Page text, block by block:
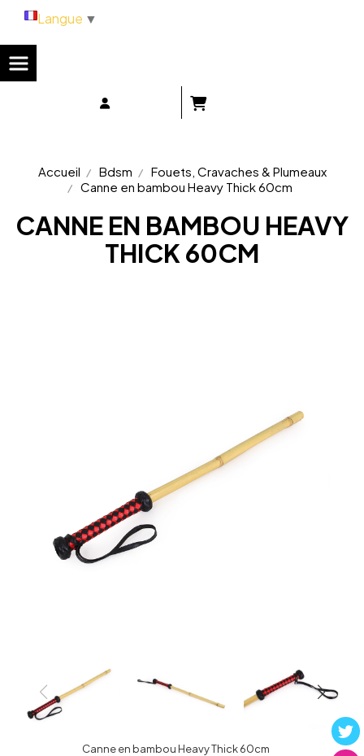
Accueil Bdsm
Fouets, Cravaches & Plumeaux
Canne en bambou Heavy Thick 60cm
CANNE EN BAMBOU HEAVY
THICK 60CM
Canne en bambou Heavy Thick 60cm
Langue ▼